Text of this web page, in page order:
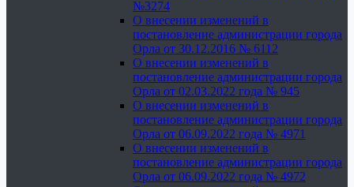
№3274
О внесении изменений в
постановление администрации города
Орла от 30.12.2016 № 6112
О внесении изменений в
постановление администрации города
Орла от 02.03.2022 года № 945
О внесении изменений в
постановление администрации города
Орла от 06.09.2022 года № 4971
О внесении изменений в
постановление администрации города
Орла от 06.09.2022 года № 4972